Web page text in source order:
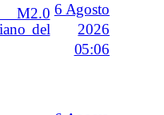
M2.0
del
6 Agosto
2026
05:06